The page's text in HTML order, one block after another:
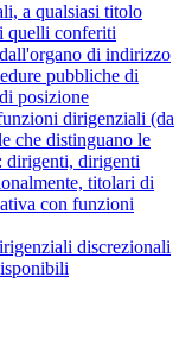
a qualsiasi titolo
quelli conferiti
di indirizzo
pubbliche di
posizione
dirigenziali (da
che distinguano le
dirigenti, dirigenti
titolari di
con funzioni
discrezionali